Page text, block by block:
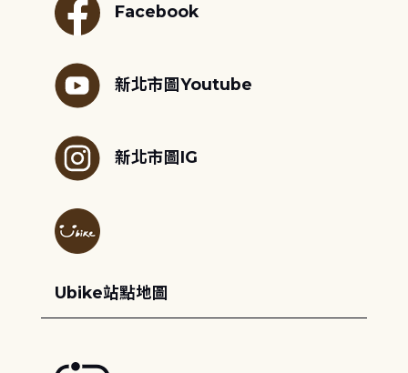
Facebook
新北市圖Youtube
新北市圖IG
Ubike站點地圖